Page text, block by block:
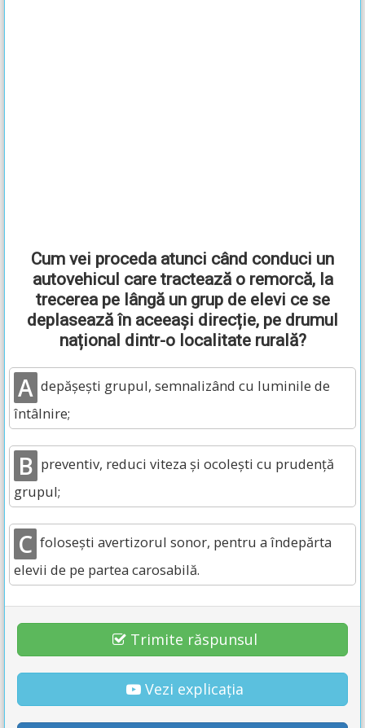
Cum vei proceda atunci când conduci un
autovehicul care tractează o remorcă, la
trecerea pe lângă un grup de elevi ce se
deplasează în aceeași direcție, pe drumul
național dintr-o localitate rurală?
A depășești grupul, semnalizând cu luminile de
întâlnire;
B preventiv, reduci viteza și ocolești cu prudență
grupul;
C folosești avertizorul sonor, pentru a îndepărta
elevii de pe partea carosabilă.
Trimite răspunsul
Vezi explicația